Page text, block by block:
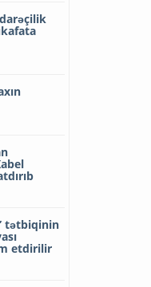
tətbiqinin
etdirilir